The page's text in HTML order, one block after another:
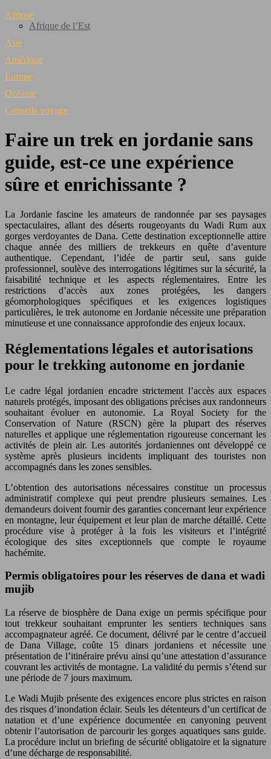
Afrique
Afrique de l’Est
Asie
Amérique
Europe
Océanie
Conseils voyage
Faire un trek en jordanie sans
guide, est-ce une expérience
sûre et enrichissante ?
La Jordanie fascine les amateurs de randonnée par ses paysages
spectaculaires, allant des déserts rougeoyants du Wadi Rum aux
gorges verdoyantes de Dana. Cette destination exceptionnelle attire
chaque année des milliers de trekkeurs en quête d’aventure
authentique. Cependant, l’idée de partir seul, sans guide
professionnel, soulève des interrogations légitimes sur la sécurité, la
faisabilité technique et les aspects réglementaires. Entre les
restrictions d’accès aux zones protégées, les dangers
géomorphologiques spécifiques et les exigences logistiques
particulières, le trek autonome en Jordanie nécessite une préparation
minutieuse et une connaissance approfondie des enjeux locaux.
Réglementations légales et autorisations
pour le trekking autonome en jordanie
Le cadre légal jordanien encadre strictement l’accès aux espaces
naturels protégés, imposant des obligations précises aux randonneurs
souhaitant évoluer en autonomie. La Royal Society for the
Conservation of Nature (RSCN) gère la plupart des réserves
naturelles et applique une réglementation rigoureuse concernant les
activités de plein air. Les autorités jordaniennes ont développé ce
système après plusieurs incidents impliquant des touristes non
accompagnés dans les zones sensibles.
L’obtention des autorisations nécessaires constitue un processus
administratif complexe qui peut prendre plusieurs semaines. Les
demandeurs doivent fournir des garanties concernant leur expérience
en montagne, leur équipement et leur plan de marche détaillé. Cette
procédure vise à protéger à la fois les visiteurs et l’intégrité
écologique des sites exceptionnels que compte le royaume
hachémite.
Permis obligatoires pour les réserves de dana et wadi
mujib
La réserve de biosphère de Dana exige un permis spécifique pour
tout trekkeur souhaitant emprunter les sentiers techniques sans
accompagnateur agréé. Ce document, délivré par le centre d’accueil
de Dana Village, coûte 15 dinars jordaniens et nécessite une
présentation de l’itinéraire prévu ainsi qu’une attestation d’assurance
couvrant les activités de montagne. La validité du permis s’étend sur
une période de 7 jours maximum.
Le Wadi Mujib présente des exigences encore plus strictes en raison
des risques d’inondation éclair. Seuls les détenteurs d’un certificat de
natation et d’une expérience documentée en canyoning peuvent
obtenir l’autorisation de parcourir les gorges aquatiques sans guide.
La procédure inclut un briefing de sécurité obligatoire et la signature
d’une décharge de responsabilité.